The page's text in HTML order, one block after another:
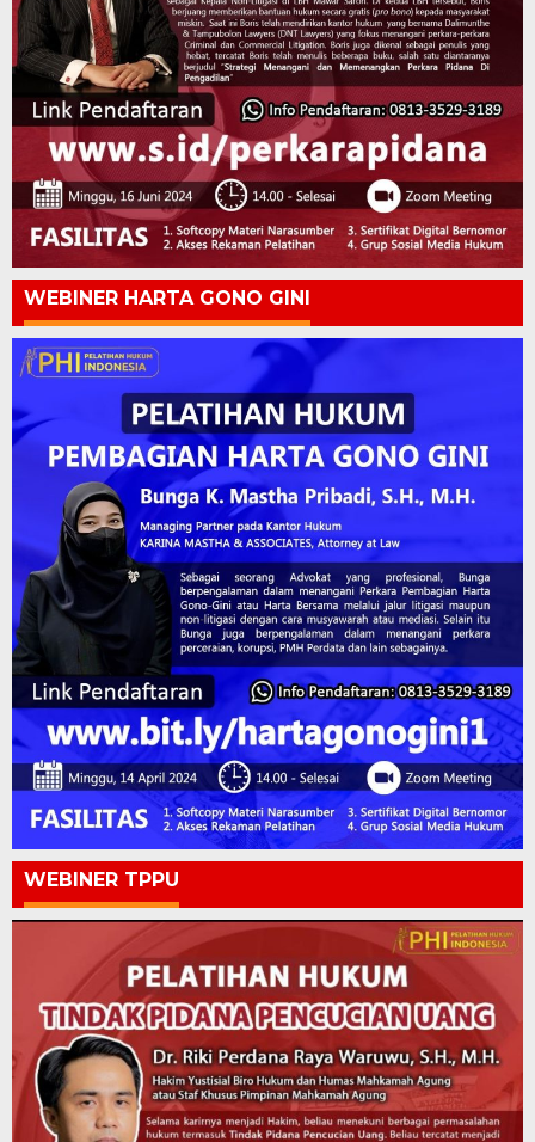
WEBINER HARTA GONO GINI
WEBINER TPPU